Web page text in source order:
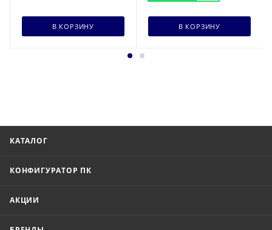
В КОРЗИНУ В КОРЗИНУ
КАТАЛОГ
КОНФИГУРАТОР ПК
АКЦИИ